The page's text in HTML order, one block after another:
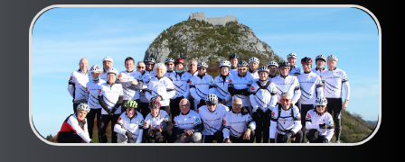
LE CLUB▼
LE JOURNAL▼
PHOTOS